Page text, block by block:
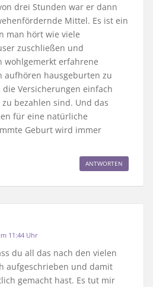
drei Stunden war er dann
Mittel. Es ist ein
man hört wie viele
zuschließen und
wohlgemerkt erfahrene
aufhören hausgeburten zu
die Versicherungen einfach
bezahlen sind. Und das
für eine natürliche
Geburt wird immer
ANTWORTEN
11:44 Uhr
du all das nach den vielen
aufgeschrieben und damit
gemacht hast. Es tut mir